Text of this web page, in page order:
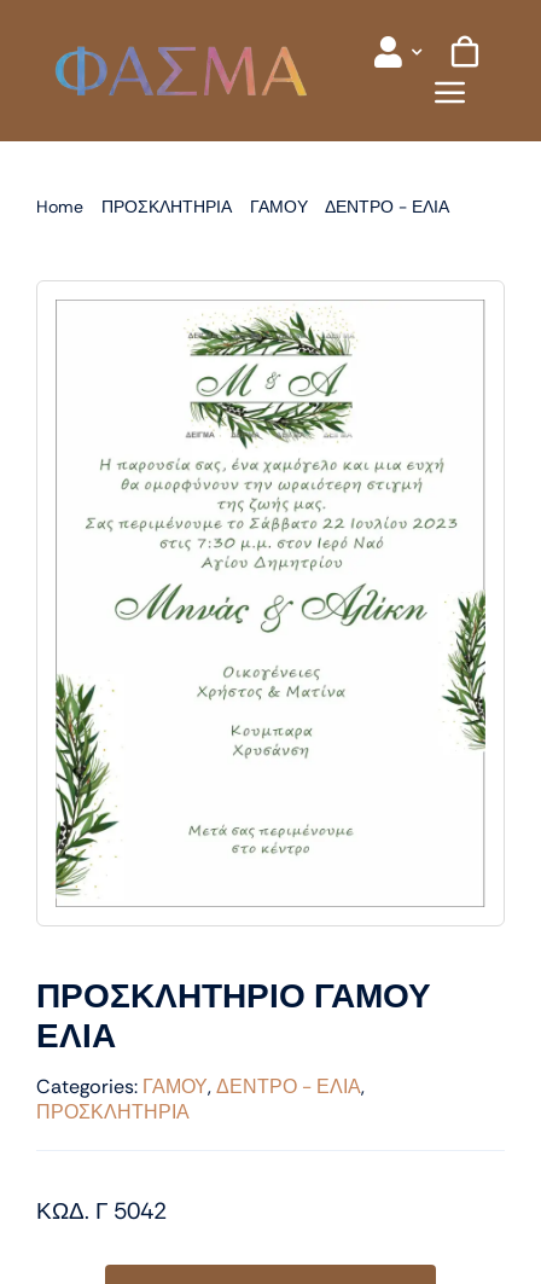
content
Home ΠΡΟΣΚΛΗΤΗΡΙΑ ΓΑΜΟΥ
ΔΕΝΤΡΟ - ΕΛΙΑ
ΠΡΟΣΚΛΗΤΗΡΙΟ ΓΑΜΟΥ
ΕΛΙΑ
Categories: ΓΑΜΟΥ,ΔΕΝΤΡΟ - ΕΛΙΑ,
ΠΡΟΣΚΛΗΤΗΡΙΑ
ΚΩΔ. Γ 5042